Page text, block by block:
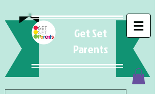
Get Set
Parents